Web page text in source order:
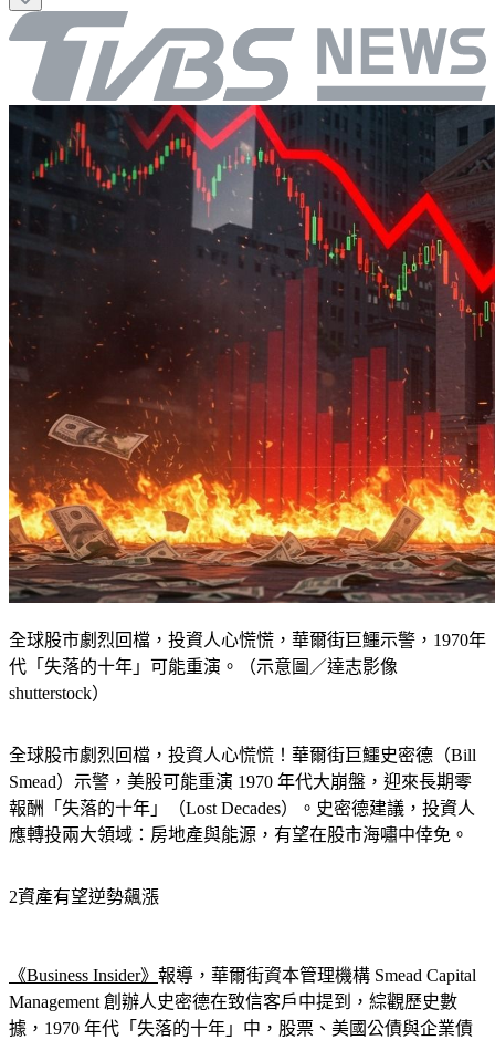
全球股市劇烈回檔，投資人心慌慌，華爾街巨鱷示警，1970年
代「失落的十年」可能重演。（示意圖／達志影像
全球股市劇烈回檔，投資人心慌慌！華爾街巨鱷史密德（Bill
Smead）示警，美股可能重演 1970 年代大崩盤，迎來長期零
報酬「失落的十年」（Lost Decades）。史密德建議，投資人
《Business Insider》 報導，華爾街資本管理機構 Smead Capital
Management 創辦人史密德在致信客戶中提到，綜觀歷史數